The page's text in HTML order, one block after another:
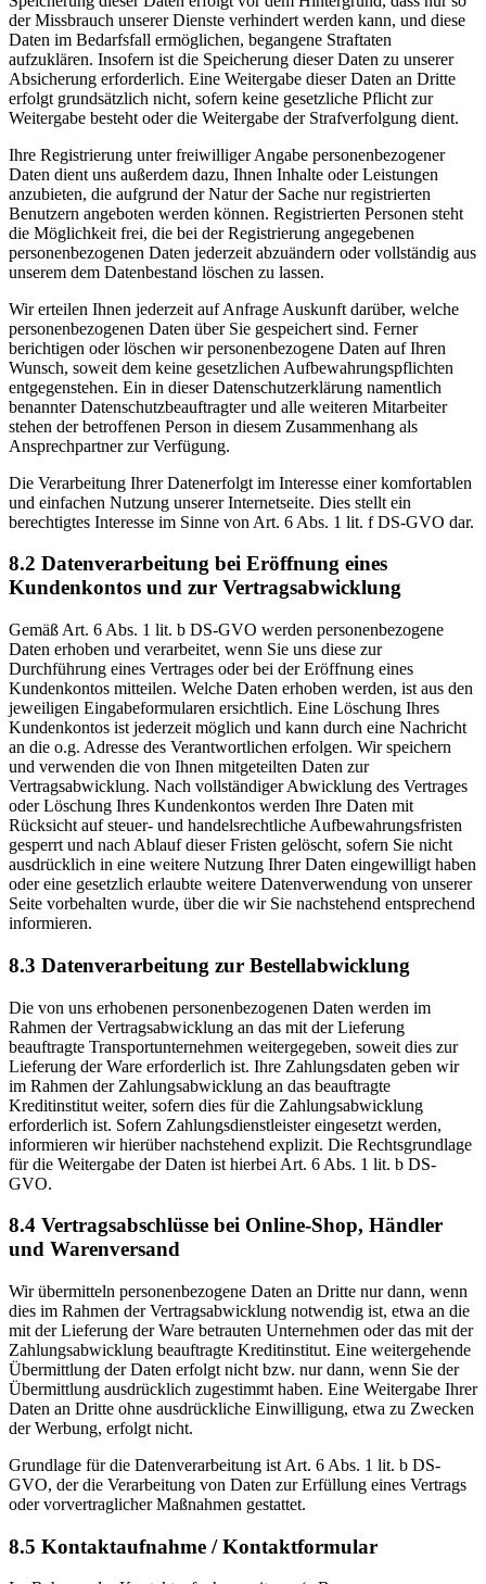
der Missbrauch unserer Dienste verhindert werden kann, und diese
Daten im Bedarfsfall ermöglichen, begangene Straftaten
aufzuklären. Insofern ist die Speicherung dieser Daten zu unserer
Absicherung erforderlich. Eine Weitergabe dieser Daten an Dritte
erfolgt grundsätzlich nicht, sofern keine gesetzliche Pflicht zur
Weitergabe besteht oder die Weitergabe der Strafverfolgung dient.
Ihre Registrierung unter freiwilliger Angabe personenbezogener
Daten dient uns außerdem dazu, Ihnen Inhalte oder Leistungen
anzubieten, die aufgrund der Natur der Sache nur registrierten
Benutzern angeboten werden können. Registrierten Personen steht
die Möglichkeit frei, die bei der Registrierung angegebenen
personenbezogenen Daten jederzeit abzuändern oder vollständig aus
unserem dem Datenbestand löschen zu lassen.
Wir erteilen Ihnen jederzeit auf Anfrage Auskunft darüber, welche
personenbezogenen Daten über Sie gespeichert sind. Ferner
berichtigen oder löschen wir personenbezogene Daten auf Ihren
Wunsch, soweit dem keine gesetzlichen Aufbewahrungspflichten
entgegenstehen. Ein in dieser Datenschutzerklärung namentlich
benannter Datenschutzbeauftragter und alle weiteren Mitarbeiter
stehen der betroffenen Person in diesem Zusammenhang als
Ansprechpartner zur Verfügung.
Die Verarbeitung Ihrer Datenerfolgt im Interesse einer komfortablen
und einfachen Nutzung unserer Internetseite. Dies stellt ein
berechtigtes Interesse im Sinne von Art. 6 Abs. 1 lit. f DS-GVO dar.
8.2 Datenverarbeitung bei Eröffnung eines
Kundenkontos und zur Vertragsabwicklung
Gemäß Art. 6 Abs. 1 lit. b DS-GVO werden personenbezogene
Daten erhoben und verarbeitet, wenn Sie uns diese zur
Durchführung eines Vertrages oder bei der Eröffnung eines
Kundenkontos mitteilen. Welche Daten erhoben werden, ist aus den
jeweiligen Eingabeformularen ersichtlich. Eine Löschung Ihres
Kundenkontos ist jederzeit möglich und kann durch eine Nachricht
an die o.g. Adresse des Verantwortlichen erfolgen. Wir speichern
und verwenden die von Ihnen mitgeteilten Daten zur
Vertragsabwicklung. Nach vollständiger Abwicklung des Vertrages
oder Löschung Ihres Kundenkontos werden Ihre Daten mit
Rücksicht auf steuer- und handelsrechtliche Aufbewahrungsfristen
gesperrt und nach Ablauf dieser Fristen gelöscht, sofern Sie nicht
ausdrücklich in eine weitere Nutzung Ihrer Daten eingewilligt haben
oder eine gesetzlich erlaubte weitere Datenverwendung von unserer
Seite vorbehalten wurde, über die wir Sie nachstehend entsprechend
informieren.
8.3 Datenverarbeitung zur Bestellabwicklung
Die von uns erhobenen personenbezogenen Daten werden im
Rahmen der Vertragsabwicklung an das mit der Lieferung
beauftragte Transportunternehmen weitergegeben, soweit dies zur
Lieferung der Ware erforderlich ist. Ihre Zahlungsdaten geben wir
im Rahmen der Zahlungsabwicklung an das beauftragte
Kreditinstitut weiter, sofern dies für die Zahlungsabwicklung
erforderlich ist. Sofern Zahlungsdienstleister eingesetzt werden,
informieren wir hierüber nachstehend explizit. Die Rechtsgrundlage
für die Weitergabe der Daten ist hierbei Art. 6 Abs. 1 lit. b DS-
GVO.
8.4 Vertragsabschlüsse bei Online-Shop, Händler
und Warenversand
Wir übermitteln personenbezogene Daten an Dritte nur dann, wenn
dies im Rahmen der Vertragsabwicklung notwendig ist, etwa an die
mit der Lieferung der Ware betrauten Unternehmen oder das mit der
Zahlungsabwicklung beauftragte Kreditinstitut. Eine weitergehende
Übermittlung der Daten erfolgt nicht bzw. nur dann, wenn Sie der
Übermittlung ausdrücklich zugestimmt haben. Eine Weitergabe Ihrer
Daten an Dritte ohne ausdrückliche Einwilligung, etwa zu Zwecken
der Werbung, erfolgt nicht.
Grundlage für die Datenverarbeitung ist Art. 6 Abs. 1 lit. b DS-
GVO, der die Verarbeitung von Daten zur Erfüllung eines Vertrags
oder vorvertraglicher Maßnahmen gestattet.
8.5 Kontaktaufnahme / Kontaktformular